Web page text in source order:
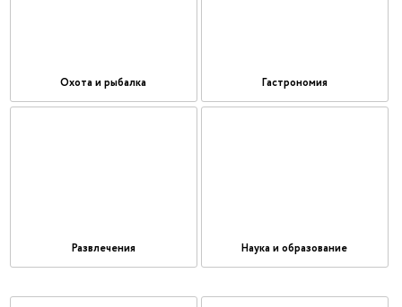
Охота и рыбалка Гастрономия
Развлечения Наука и образование